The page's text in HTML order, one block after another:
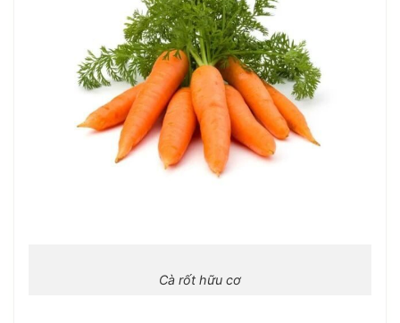
Cà rốt hữu cơ